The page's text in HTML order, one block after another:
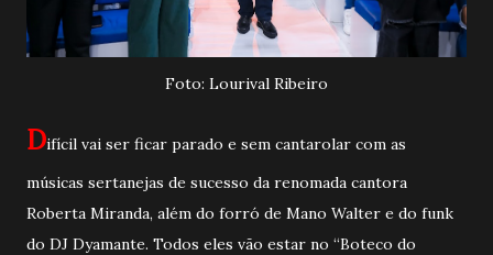
Foto: Lourival Ribeiro
Difícil vai ser ficar parado e sem cantarolar com as
músicas sertanejas de sucesso da renomada cantora
Roberta Miranda, além do forró de Mano Walter e do funk
do DJ Dyamante. Todos eles vão estar no “Boteco do